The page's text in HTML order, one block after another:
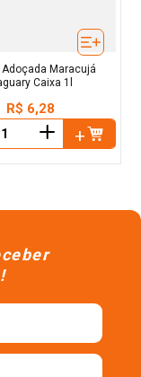
Adoçada Maracujá
Caixa 1l
R$ 6,28
＋